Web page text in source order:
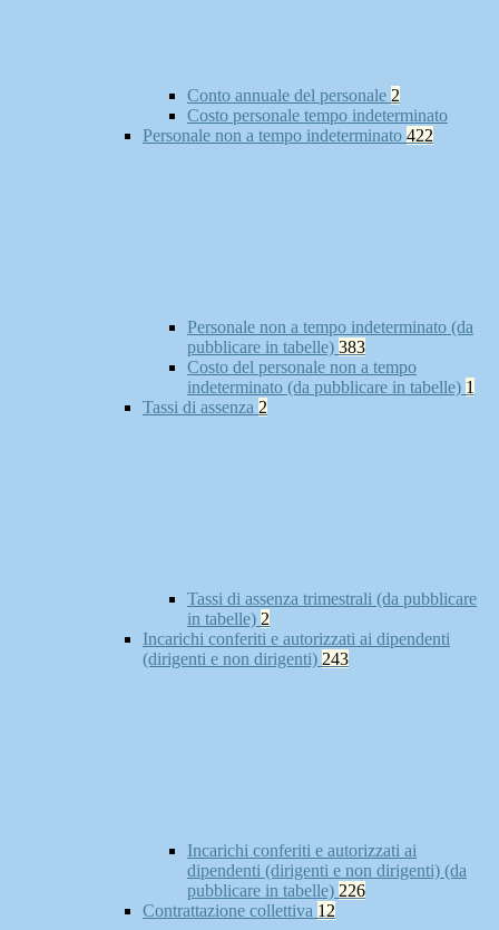
Conto annuale del personale 2
Costo personale tempo indeterminato
Personale non a tempo indeterminato 422
Personale non a tempo indeterminato (da
pubblicare in tabelle) 383
Costo del personale non a tempo
indeterminato (da pubblicare in tabelle) 1
Tassi di assenza 2
Tassi di assenza trimestrali (da pubblicare
in tabelle) 2
Incarichi conferiti e autorizzati ai dipendenti
(dirigenti e non dirigenti) 243
Incarichi conferiti e autorizzati ai
dipendenti (dirigenti e non dirigenti) (da
pubblicare in tabelle) 226
Contrattazione collettiva 12